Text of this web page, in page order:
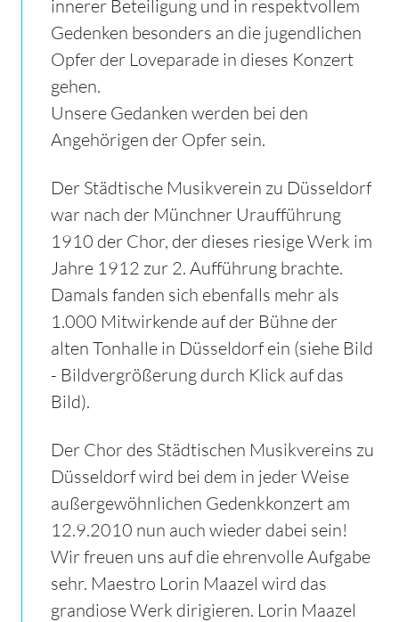
innerer Beteiligung und in respektvollem
Gedenken besonders an die jugendlichen
Opfer der Loveparade in dieses Konzert
gehen.
Unsere Gedanken werden bei den
Angehörigen der Opfer sein.
Der Städtische Musikverein zu Düsseldorf
war nach der Münchner Uraufführung
1910 der Chor, der dieses riesige Werk im
Jahre 1912 zur 2. Aufführung brachte.
Damals fanden sich ebenfalls mehr als
1.000 Mitwirkende auf der Bühne der
alten Tonhalle in Düsseldorf ein (siehe Bild
- Bildvergrößerung durch Klick auf das
Bild).
Der Chor des Städtischen Musikvereins zu
Düsseldorf wird bei dem in jeder Weise
außergewöhnlichen Gedenkkonzert am
12.9.2010 nun auch wieder dabei sein!
Wir freuen uns auf die ehrenvolle Aufgabe
sehr. Maestro Lorin Maazel wird das
grandiose Werk dirigieren. Lorin Maazel